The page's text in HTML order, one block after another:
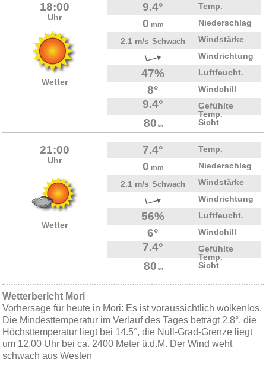
18:00
Uhr
Wetter
9.4° Temp.
0 mm
Niederschlag
2.1 m/s Schwach
Windstärke
Windrichtung
47% Luftfeucht.
8° Windchill
9.4°
Gefühlte
Temp.
80 km Sicht
21:00
Uhr
Wetter
7.4° Temp.
0 mm
Niederschlag
2.1 m/s Schwach
Windstärke
Windrichtung
56% Luftfeucht.
6° Windchill
7.4°
Gefühlte
Temp.
80 km Sicht
Wetterbericht Mori
Vorhersage für heute in Mori: Es ist voraussichtlich wolkenlos.
Die Mindesttemperatur im Verlauf des Tages beträgt 2.8°, die
Höchsttemperatur liegt bei 14.5°, die Null-Grad-Grenze liegt
um 12.00 Uhr bei ca. 2400 Meter ü.d.M. Der Wind weht
schwach aus Westen